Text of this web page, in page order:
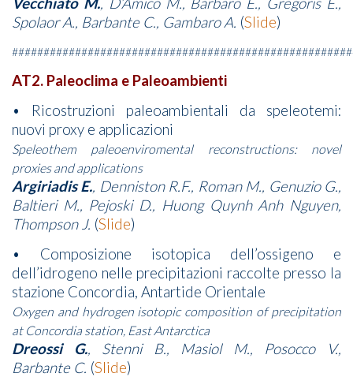
Spolaor A., Barbante C., Gambaro A. (Slide)
AT2. Paleoclima e Paleoambienti
• Ricostruzioni paleoambientali da speleotemi:
nuovi proxy e applicazioni
Speleothem paleoenviromental reconstructions: novel
proxies and applications
Argiriadis E., Denniston R.F., Roman M., Genuzio G.,
Baltieri M., Pejoski D., Huong Quynh Anh Nguyen,
Thompson J. (Slide)
• Composizione isotopica dell’ossigeno e
dell’idrogeno nelle precipitazioni raccolte presso la
stazione Concordia, Antartide Orientale
Oxygen and hydrogen isotopic composition of precipitation
at Concordia station, East Antarctica
Dreossi G., Stenni B., Masiol M., Posocco V.,
Barbante C. (Slide)